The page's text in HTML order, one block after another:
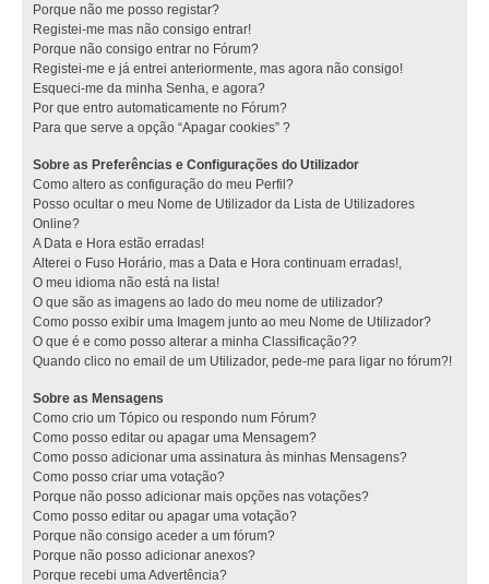
Porque não me posso registar?
Registei-me mas não consigo entrar!
Porque não consigo entrar no Fórum?
Registei-me e já entrei anteriormente, mas agora não consigo!
Esqueci-me da minha Senha, e agora?
Por que entro automaticamente no Fórum?
Para que serve a opção “Apagar cookies” ?
Sobre as Preferências e Configurações do Utilizador
Como altero as configuração do meu Perfil?
Posso ocultar o meu Nome de Utilizador da Lista de Utilizadores
Online?
A Data e Hora estão erradas!
Alterei o Fuso Horário, mas a Data e Hora continuam erradas!,
O meu idioma não está na lista!
O que são as imagens ao lado do meu nome de utilizador?
Como posso exibir uma Imagem junto ao meu Nome de Utilizador?
O que é e como posso alterar a minha Classificação??
Quando clico no email de um Utilizador, pede-me para ligar no fórum?!
Sobre as Mensagens
Como crio um Tópico ou respondo num Fórum?
Como posso editar ou apagar uma Mensagem?
Como posso adicionar uma assinatura às minhas Mensagens?
Como posso criar uma votação?
Porque não posso adicionar mais opções nas votações?
Como posso editar ou apagar uma votação?
Porque não consigo aceder a um fórum?
Porque não posso adicionar anexos?
Porque recebi uma Advertência?